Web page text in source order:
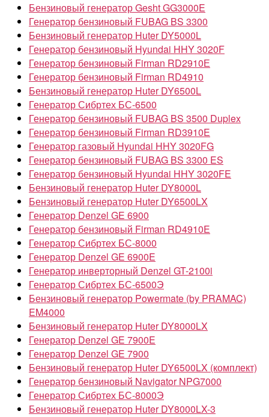
Бензиновый генератор Gesht GG3000E
Генератор бензиновый FUBAG BS 3300
Бензиновый генератор Huter DY5000L
Генератор бензиновый Hyundai HHY 3020F
Генератор бензиновый Firman RD2910Е
Генератор бензиновый Firman RD4910
Бензиновый генератор Huter DY6500L
Генератор Сибртех БС-6500
Генератор бензиновый FUBAG BS 3500 Duplex
Генератор бензиновый Firman RD3910E
Генератор газовый Hyundai HHY 3020FG
Генератор бензиновый FUBAG BS 3300 ES
Генератор бензиновый Hyundai HHY 3020FE
Бензиновый генератор Huter DY8000L
Бензиновый генератор Huter DY6500LX
Генератор Denzel GE 6900
Генератор бензиновый Firman RD4910E
Генератор Сибртех БС-8000
Генератор Denzel GE 6900E
Генератор инверторный Denzel GT-2100i
Генератор Сибртех БС-6500Э
Бензиновый генератор Powermate (by PRAMAC)
EM4000
Бензиновый генератор Huter DY8000LX
Генератор Denzel GE 7900E
Генератор Denzel GE 7900
Бензиновый генератор Huter DY6500LX (комплект)
Генератор бензиновый Navigator NPG7000
Генератор Сибртех БС-8000Э
Бензиновый генератор Huter DY8000LX-3